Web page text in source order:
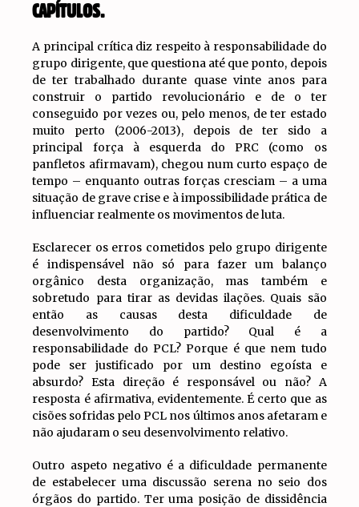
CAPÍTULOS.
A principal crítica diz respeito à responsabilidade do
grupo dirigente, que questiona até que ponto, depois
de ter trabalhado durante quase vinte anos para
construir o partido revolucionário e de o ter
conseguido por vezes ou, pelo menos, de ter estado
muito perto (2006-2013), depois de ter sido a
principal força à esquerda do PRC (como os
panfletos afirmavam), chegou num curto espaço de
tempo – enquanto outras forças cresciam – a uma
situação de grave crise e à impossibilidade prática de
influenciar realmente os movimentos de luta.
Esclarecer os erros cometidos pelo grupo dirigente
é indispensável não só para fazer um balanço
orgânico desta organização, mas também e
sobretudo para tirar as devidas ilações. Quais são
então as causas desta dificuldade de
desenvolvimento do partido? Qual é a
responsabilidade do PCL? Porque é que nem tudo
pode ser justificado por um destino egoísta e
absurdo? Esta direção é responsável ou não? A
resposta é afirmativa, evidentemente. É certo que as
cisões sofridas pelo PCL nos últimos anos afetaram e
não ajudaram o seu desenvolvimento relativo.
Outro aspeto negativo é a dificuldade permanente
de estabelecer uma discussão serena no seio dos
órgãos do partido. Ter uma posição de dissidência